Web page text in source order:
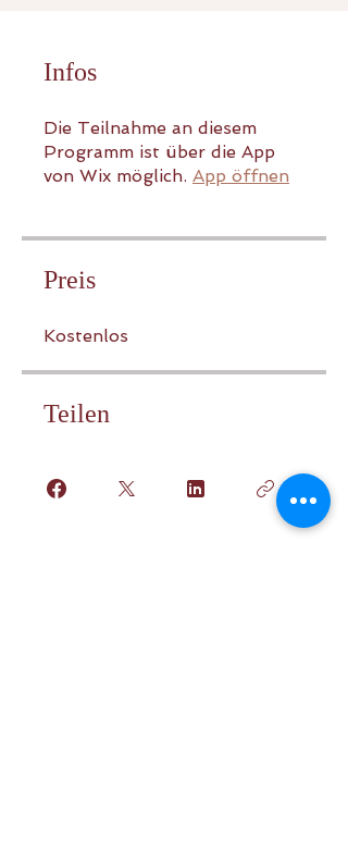
Infos
Die Teilnahme an diesem
Programm ist über die App
von Wix möglich. App öffnen
Preis
Kostenlos
Teilen